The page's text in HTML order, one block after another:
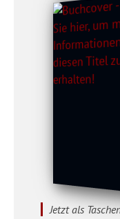
Jetzt als